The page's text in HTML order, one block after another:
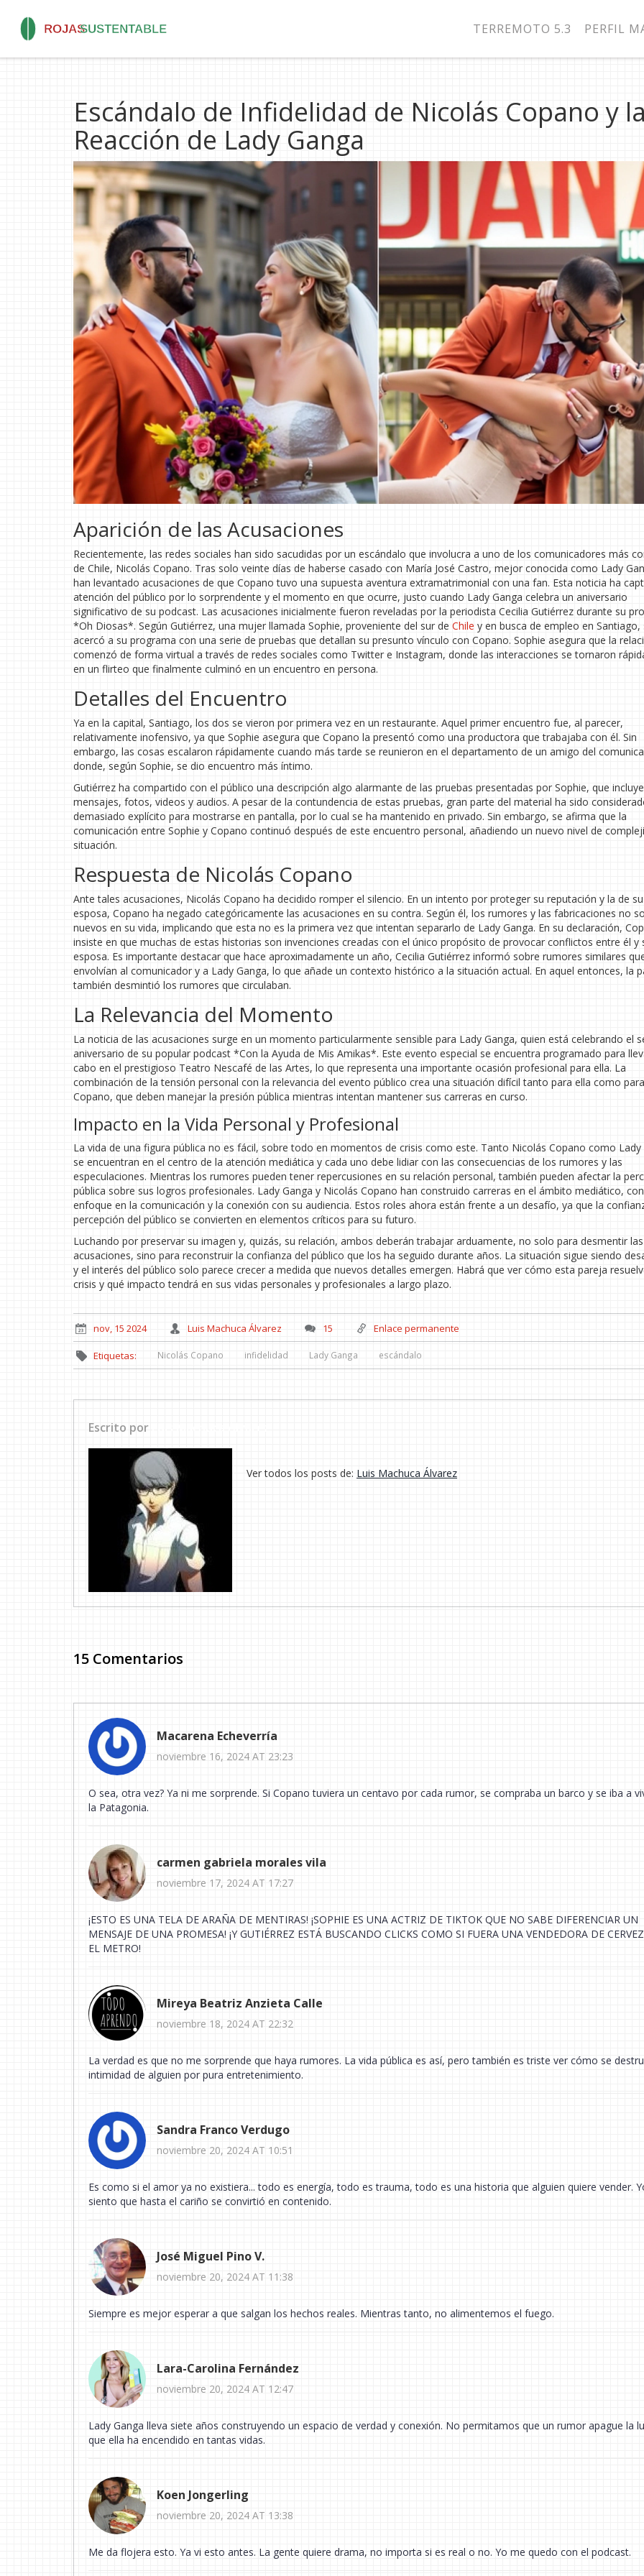
TERREMOTO 5.3 PERFIL
Escándalo de Infidelidad de Nicolás Copano y
Reacción de Lady Ganga
Aparición de las Acusaciones
Recientemente, las redes sociales han sido sacudidas por un escándalo que involucra a uno de los comunicadores más
de Chile, Nicolás Copano. Tras solo veinte días de haberse casado con María José Castro, mejor conocida como Lady
han levantado acusaciones de que Copano tuvo una supuesta aventura extramatrimonial con una fan. Esta noticia ha
atención del público por lo sorprendente y el momento en que ocurre, justo cuando Lady Ganga celebra un aniversario
significativo de su podcast. Las acusaciones inicialmente fueron reveladas por la periodista Cecilia Gutiérrez durante su
*Oh Diosas*. Según Gutiérrez, una mujer llamada Sophie, proveniente del sur de Chile y en busca de empleo en Santiago,
acercó a su programa con una serie de pruebas que detallan su presunto vínculo con Copano. Sophie asegura que la
comenzó de forma virtual a través de redes sociales como Twitter e Instagram, donde las interacciones se tornaron
en un flirteo que finalmente culminó en un encuentro en persona.
Detalles del Encuentro
Ya en la capital, Santiago, los dos se vieron por primera vez en un restaurante. Aquel primer encuentro fue, al parecer,
relativamente inofensivo, ya que Sophie asegura que Copano la presentó como una productora que trabajaba con él. Sin
embargo, las cosas escalaron rápidamente cuando más tarde se reunieron en el departamento de un amigo del
donde, según Sophie, se dio encuentro más íntimo.
Gutiérrez ha compartido con el público una descripción algo alarmante de las pruebas presentadas por Sophie, que
mensajes, fotos, videos y audios. A pesar de la contundencia de estas pruebas, gran parte del material ha sido
demasiado explícito para mostrarse en pantalla, por lo cual se ha mantenido en privado. Sin embargo, se afirma que la
comunicación entre Sophie y Copano continuó después de este encuentro personal, añadiendo un nuevo nivel de
situación.
Respuesta de Nicolás Copano
Ante tales acusaciones, Nicolás Copano ha decidido romper el silencio. En un intento por proteger su reputación y la de su
esposa, Copano ha negado categóricamente las acusaciones en su contra. Según él, los rumores y las fabricaciones no
nuevos en su vida, implicando que esta no es la primera vez que intentan separarlo de Lady Ganga. En su declaración,
insiste en que muchas de estas historias son invenciones creadas con el único propósito de provocar conflictos entre él y
esposa. Es importante destacar que hace aproximadamente un año, Cecilia Gutiérrez informó sobre rumores similares
envolvían al comunicador y a Lady Ganga, lo que añade un contexto histórico a la situación actual. En aquel entonces, la
también desmintió los rumores que circulaban.
La Relevancia del Momento
La noticia de las acusaciones surge en un momento particularmente sensible para Lady Ganga, quien está celebrando el
aniversario de su popular podcast *Con la Ayuda de Mis Amikas*. Este evento especial se encuentra programado para
cabo en el prestigioso Teatro Nescafé de las Artes, lo que representa una importante ocasión profesional para ella. La
combinación de la tensión personal con la relevancia del evento público crea una situación difícil tanto para ella como para
Copano, que deben manejar la presión pública mientras intentan mantener sus carreras en curso.
Impacto en la Vida Personal y Profesional
La vida de una figura pública no es fácil, sobre todo en momentos de crisis como este. Tanto Nicolás Copano como Lady
se encuentran en el centro de la atención mediática y cada uno debe lidiar con las consecuencias de los rumores y las
especulaciones. Mientras los rumores pueden tener repercusiones en su relación personal, también pueden afectar la
pública sobre sus logros profesionales. Lady Ganga y Nicolás Copano han construido carreras en el ámbito mediático,
enfoque en la comunicación y la conexión con su audiencia. Estos roles ahora están frente a un desafío, ya que la
percepción del público se convierten en elementos críticos para su futuro.
Luchando por preservar su imagen y, quizás, su relación, ambos deberán trabajar arduamente, no solo para desmentir las
acusaciones, sino para reconstruir la confianza del público que los ha seguido durante años. La situación sigue siendo
y el interés del público solo parece crecer a medida que nuevos detalles emergen. Habrá que ver cómo esta pareja
crisis y qué impacto tendrá en sus vidas personales y profesionales a largo plazo.
nov, 15 2024 Luis Machuca Álvarez 15 Enlace permanente
Etiquetas: Nicolás Copano infidelidad Lady Ganga escándalo
Escrito por
Ver todos los posts de: Luis Machuca Álvarez
15 Comentarios
Macarena Echeverría
noviembre 16, 2024 AT 23:23
O sea, otra vez? Ya ni me sorprende. Si Copano tuviera un centavo por cada rumor, se compraba un barco y se iba a
la Patagonia.
carmen gabriela morales vila
noviembre 17, 2024 AT 17:27
¡ESTO ES UNA TELA DE ARAÑA DE MENTIRAS! ¡SOPHIE ES UNA ACTRIZ DE TIKTOK QUE NO SABE DIFERENCIAR UN
MENSAJE DE UNA PROMESA! ¡Y GUTIÉRREZ ESTÁ BUSCANDO CLICKS COMO SI FUERA UNA VENDEDORA DE
EL METRO!
Mireya Beatriz Anzieta Calle
noviembre 18, 2024 AT 22:32
La verdad es que no me sorprende que haya rumores. La vida pública es así, pero también es triste ver cómo se
intimidad de alguien por pura entretenimiento.
Sandra Franco Verdugo
noviembre 20, 2024 AT 10:51
Es como si el amor ya no existiera... todo es energía, todo es trauma, todo es una historia que alguien quiere vender.
siento que hasta el cariño se convirtió en contenido.
José Miguel Pino V.
noviembre 20, 2024 AT 11:38
Siempre es mejor esperar a que salgan los hechos reales. Mientras tanto, no alimentemos el fuego.
Lara-Carolina Fernández
noviembre 20, 2024 AT 12:47
Lady Ganga lleva siete años construyendo un espacio de verdad y conexión. No permitamos que un rumor apague la
que ella ha encendido en tantas vidas.
Koen Jongerling
noviembre 20, 2024 AT 13:38
Me da flojera esto. Ya vi esto antes. La gente quiere drama, no importa si es real o no. Yo me quedo con el podcast.